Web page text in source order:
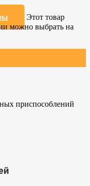
Этот товар
можно выбрать на
приспособлений